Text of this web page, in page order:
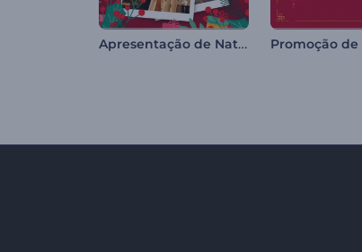
Apresentação de Natal Alegre